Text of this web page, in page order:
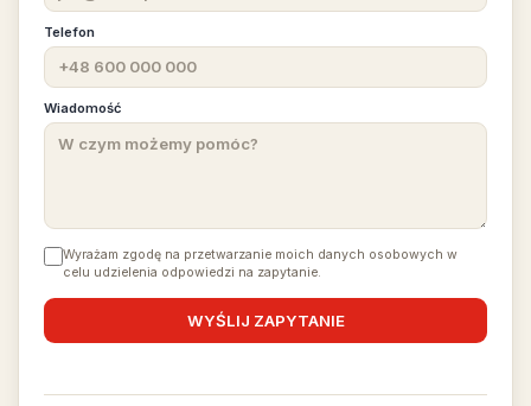
Telefon
Wiadomość
Wyrażam zgodę na przetwarzanie moich danych osobowych w
celu udzielenia odpowiedzi na zapytanie.